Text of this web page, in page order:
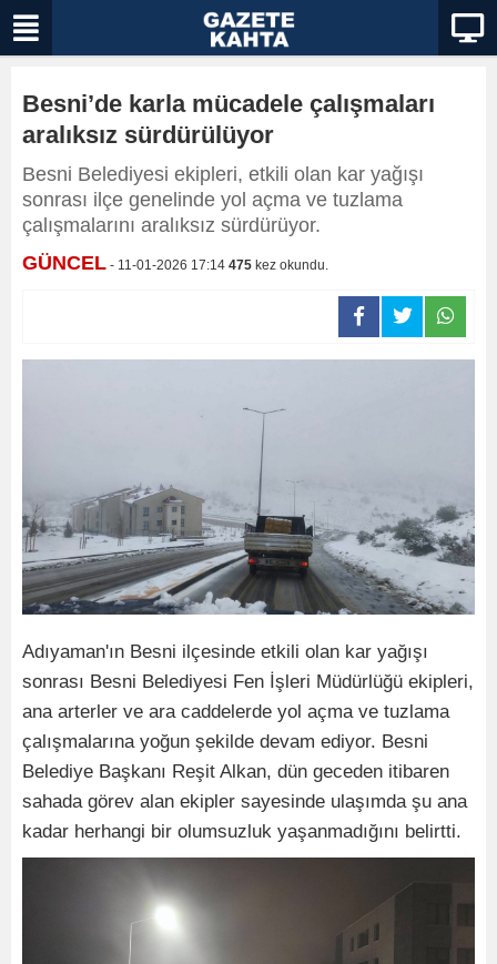
Besni’de karla mücadele çalışmaları
aralıksız sürdürülüyor
Besni Belediyesi ekipleri, etkili olan kar yağışı
sonrası ilçe genelinde yol açma ve tuzlama
çalışmalarını aralıksız sürdürüyor.
GÜNCEL - 11-01-2026 17:14 475 kez okundu.
Adıyaman'ın Besni ilçesinde etkili olan kar yağışı
sonrası Besni Belediyesi Fen İşleri Müdürlüğü ekipleri,
ana arterler ve ara caddelerde yol açma ve tuzlama
çalışmalarına yoğun şekilde devam ediyor. Besni
Belediye Başkanı Reşit Alkan, dün geceden itibaren
sahada görev alan ekipler sayesinde ulaşımda şu ana
kadar herhangi bir olumsuzluk yaşanmadığını belirtti.